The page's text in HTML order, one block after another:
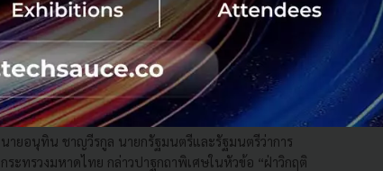
3 เรื่องที่ประเทศไทยต้อง Focus สร้างคน–
นวัตกรรม–ปฏิรูประบบราชการ เพื่อยกระดับขีดความ
สามารถประเทศ
นายอนุทิน ชาญวีรกูล นายกรัฐมนตรีและรัฐมนตรีว่าการ
กระทรวงมหาดไทย กล่าวปาฐกถาพิเศษในหัวข้อ “ฝ่าวิกฤติ